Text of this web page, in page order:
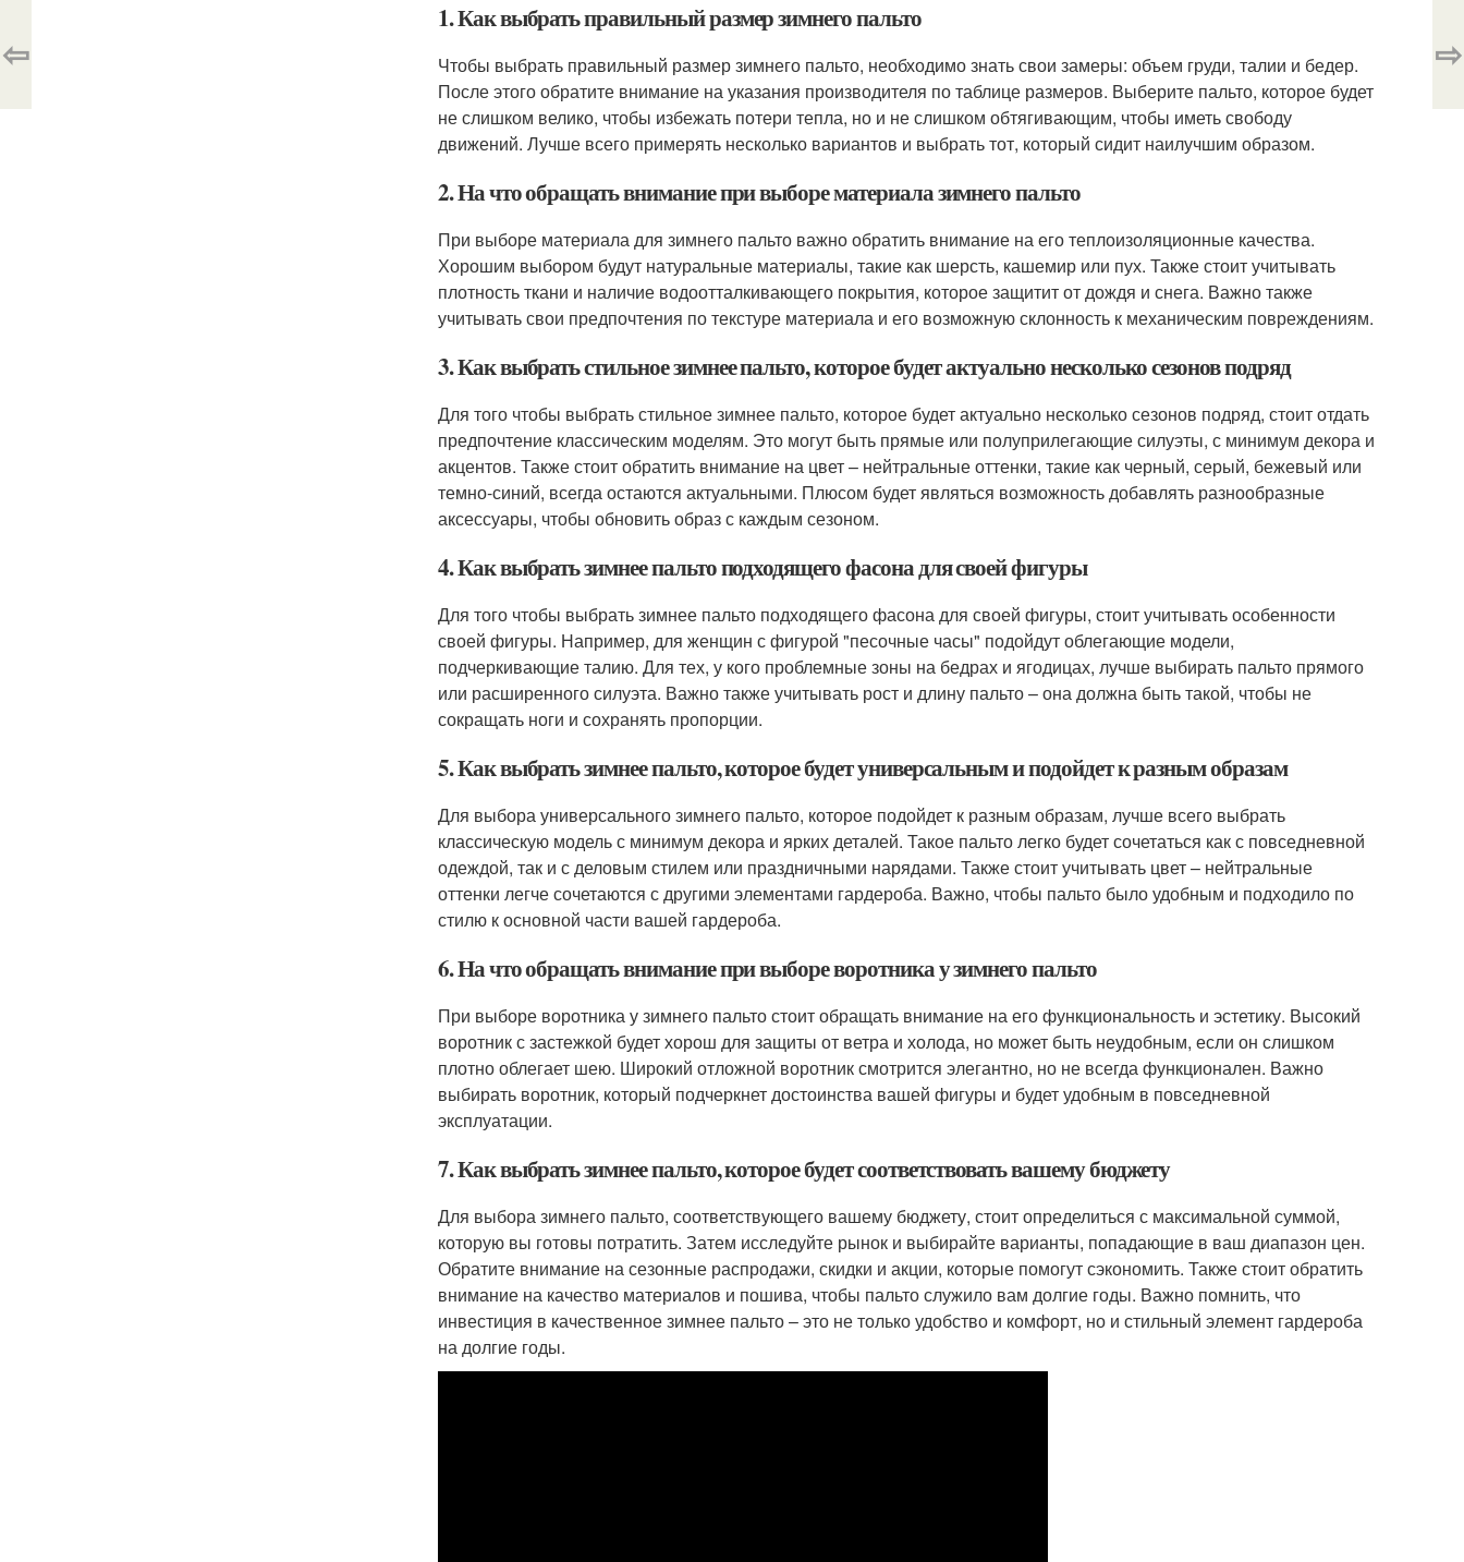
1. Как выбрать правильный размер зимнего пальто
Чтобы выбрать правильный размер зимнего пальто, необходимо знать свои замеры: объем груди, талии и бедер.
После этого обратите внимание на указания производителя по таблице размеров. Выберите пальто, которое будет
не слишком велико, чтобы избежать потери тепла, но и не слишком обтягивающим, чтобы иметь свободу
движений. Лучше всего примерять несколько вариантов и выбрать тот, который сидит наилучшим образом.
2. На что обращать внимание при выборе материала зимнего пальто
При выборе материала для зимнего пальто важно обратить внимание на его теплоизоляционные качества.
Хорошим выбором будут натуральные материалы, такие как шерсть, кашемир или пух. Также стоит учитывать
плотность ткани и наличие водоотталкивающего покрытия, которое защитит от дождя и снега. Важно также
учитывать свои предпочтения по текстуре материала и его возможную склонность к механическим повреждениям.
3. Как выбрать стильное зимнее пальто, которое будет актуально несколько сезонов подряд
Для того чтобы выбрать стильное зимнее пальто, которое будет актуально несколько сезонов подряд, стоит отдать
предпочтение классическим моделям. Это могут быть прямые или полуприлегающие силуэты, с минимум декора и
акцентов. Также стоит обратить внимание на цвет – нейтральные оттенки, такие как черный, серый, бежевый или
темно-синий, всегда остаются актуальными. Плюсом будет являться возможность добавлять разнообразные
аксессуары, чтобы обновить образ с каждым сезоном.
4. Как выбрать зимнее пальто подходящего фасона для своей фигуры
Для того чтобы выбрать зимнее пальто подходящего фасона для своей фигуры, стоит учитывать особенности
своей фигуры. Например, для женщин с фигурой "песочные часы" подойдут облегающие модели,
подчеркивающие талию. Для тех, у кого проблемные зоны на бедрах и ягодицах, лучше выбирать пальто прямого
или расширенного силуэта. Важно также учитывать рост и длину пальто – она должна быть такой, чтобы не
сокращать ноги и сохранять пропорции.
5. Как выбрать зимнее пальто, которое будет универсальным и подойдет к разным образам
Для выбора универсального зимнего пальто, которое подойдет к разным образам, лучше всего выбрать
классическую модель с минимум декора и ярких деталей. Такое пальто легко будет сочетаться как с повседневной
одеждой, так и с деловым стилем или праздничными нарядами. Также стоит учитывать цвет – нейтральные
оттенки легче сочетаются с другими элементами гардероба. Важно, чтобы пальто было удобным и подходило по
стилю к основной части вашей гардероба.
6. На что обращать внимание при выборе воротника у зимнего пальто
При выборе воротника у зимнего пальто стоит обращать внимание на его функциональность и эстетику. Высокий
воротник с застежкой будет хорош для защиты от ветра и холода, но может быть неудобным, если он слишком
плотно облегает шею. Широкий отложной воротник смотрится элегантно, но не всегда функционален. Важно
выбирать воротник, который подчеркнет достоинства вашей фигуры и будет удобным в повседневной
эксплуатации.
7. Как выбрать зимнее пальто, которое будет соответствовать вашему бюджету
Для выбора зимнего пальто, соответствующего вашему бюджету, стоит определиться с максимальной суммой,
которую вы готовы потратить. Затем исследуйте рынок и выбирайте варианты, попадающие в ваш диапазон цен.
Обратите внимание на сезонные распродажи, скидки и акции, которые помогут сэкономить. Также стоит обратить
внимание на качество материалов и пошива, чтобы пальто служило вам долгие годы. Важно помнить, что
инвестиция в качественное зимнее пальто – это не только удобство и комфорт, но и стильный элемент гардероба
на долгие годы.
⇦ ⇨